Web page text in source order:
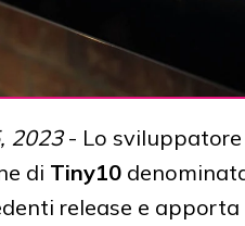
2023- Lo sviluppatore
di Tiny10
release e